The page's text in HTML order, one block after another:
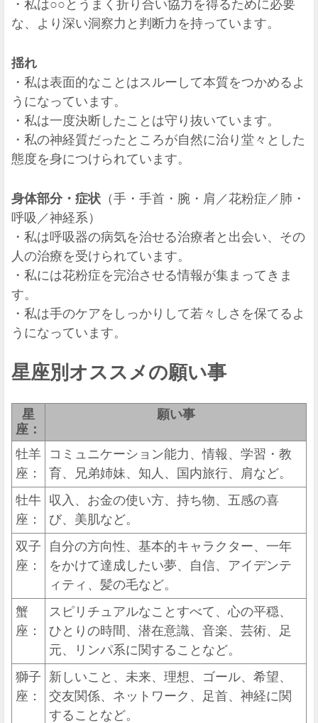
・私は○○とうまく折り合い協力を得るために必要
な、より深い洞察力と判断力を持っています。
揺れ
・私は表面的なことはスルーして本質をつかめるよ
うになっています。
・私は一度決断したことは守り抜いています。
・私の神経質だったところが自然に治り堂々とした
態度を身につけられています。
身体部分・症状 （手・手首・腕・肩／花粉症／肺・
呼吸／神経系）
・私は呼吸器の病気を治せる治療者と出会い、その
人の治療を受けられています。
・私には花粉症を完治させる情報が集まってきま
す。
・私は手のケアをしっかりして若々しさを保てるよ
うになっています。
星座別オススメの願い事
星
座：
願い事
牡羊
座：
コミュニケーション能力、情報、学習・教
育、兄弟姉妹、知人、国内旅行、肩など。
牡牛
座：
収入、お金の使い方、持ち物、五感の喜
び、美肌など。
双子
座：
自分の方向性、基本的キャラクター、一年
をかけて達成したい夢、自信、アイデンテ
ィティ、髪の毛など。
蟹
座：
スピリチュアルなことすべて、心の平穏、
ひとりの時間、潜在意識、音楽、芸術、足
元、リンパ系に関することなど。
獅子
座：
新しいこと、未来、理想、ゴール、希望、
交友関係、ネットワーク、足首、神経に関
することなど。